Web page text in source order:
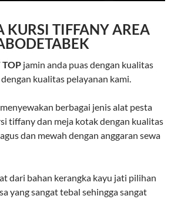
KURSI TIFFANY AREA
TOP jamin anda puas dengan kualitas
kualitas pelayanan kami.
berbagai jenis alat pesta
tiffany dan meja kotak dengan kualitas
dan mewah dengan anggaran sewa
dari bahan kerangka kayu jati pilihan
yang sangat tebal sehingga sangat